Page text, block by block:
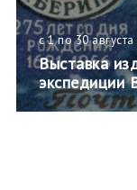
с 1 по 30
Выставка
экспедиции